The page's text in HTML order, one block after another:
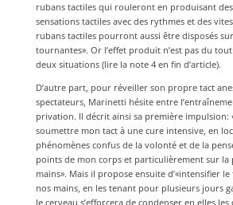
rubans tactiles qui rouleront en produisant
sensations tactiles avec des rythmes et des
rubans tactiles pourront aussi être disposés
tournantes». Or l’effet produit n’est pas du
deux situations (lire la note 4 en fin d’article).
D’autre part, pour réveiller son propre tact
spectateurs, Marinetti hésite entre
privation. Il décrit ainsi sa première impulsion:
soumettre mon tact à une cure intensive, en
phénomènes confus de la volonté et de la
points de mon corps et particulièrement sur la
mains». Mais il propose ensuite d’«intensifier
nos mains, en les tenant pour plusieurs jours
le cerveau s’efforcera de condenser en elles